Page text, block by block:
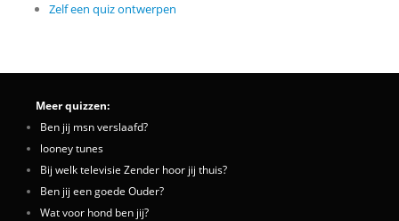
Zelf een quiz ontwerpen
Meer quizzen:
Ben jij msn verslaafd?
looney tunes
Bij welk televisie Zender hoor jij thuis?
Ben jij een goede Ouder?
Wat voor hond ben jij?